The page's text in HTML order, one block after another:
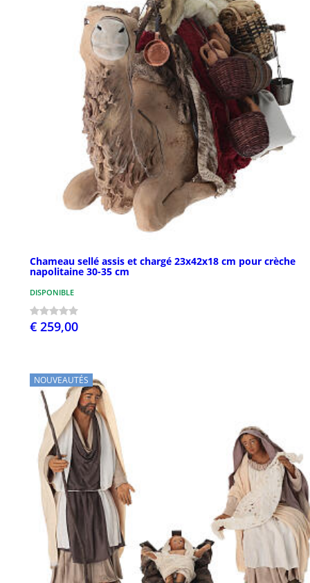
Chameau sellé assis et chargé 23x42x18 cm pour crèche
napolitaine 30-35 cm
DISPONIBLE
€ 259,00
NOUVEAUTÉS